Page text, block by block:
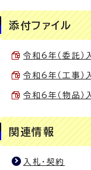
添付ファイル
令和6年（委託
令和6年（工事
令和6年（物品
関連情報
入札・契約